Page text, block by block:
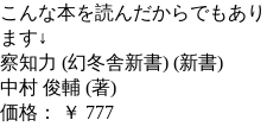
こんな本を読んだからでもあり
ます↓
察知力 (幻冬舎新書) (新書)
中村 俊輔 (著)
価格： ￥ 777